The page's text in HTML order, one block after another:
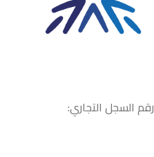
رقم السجل التجاري: